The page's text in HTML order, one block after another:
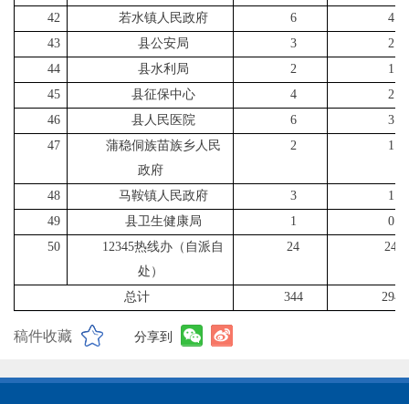
42 若水镇人民政府 6
4
43
县公安局 3
2
44
县水利局 2
1
45
县征保中心 4
2
46
县人民医院 6
3
47
蒲稳侗族苗族乡人民
政府
2 1
48 马鞍镇人民政府 3
1
49
县卫生健康局 1
0
50
12345热线办（自派自
处）
24 24
总计 344 294
稿件收藏 分享到